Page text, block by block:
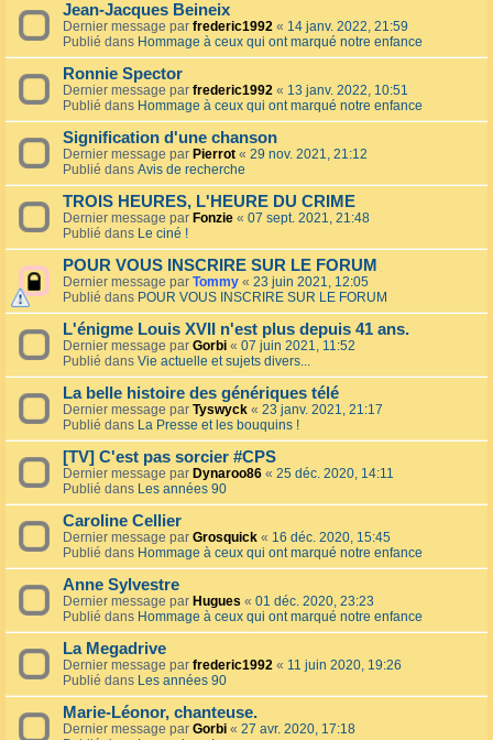
Jean-Jacques Beineix
Dernier message par frederic1992 « 14 janv. 2022, 21:59
Publié dans Hommage à ceux qui ont marqué notre enfance
Ronnie Spector
Dernier message par frederic1992 « 13 janv. 2022, 10:51
Publié dans Hommage à ceux qui ont marqué notre enfance
Signification d'une chanson
Dernier message par Pierrot « 29 nov. 2021, 21:12
Publié dans Avis de recherche
TROIS HEURES, L'HEURE DU CRIME
Dernier message par Fonzie « 07 sept. 2021, 21:48
Publié dans Le ciné !
POUR VOUS INSCRIRE SUR LE FORUM
Dernier message par Tommy « 23 juin 2021, 12:05
Publié dans POUR VOUS INSCRIRE SUR LE FORUM
L'énigme Louis XVII n'est plus depuis 41 ans.
Dernier message par Gorbi « 07 juin 2021, 11:52
Publié dans Vie actuelle et sujets divers...
La belle histoire des génériques télé
Dernier message par Tyswyck « 23 janv. 2021, 21:17
Publié dans La Presse et les bouquins !
[TV] C'est pas sorcier #CPS
Dernier message par Dynaroo86 « 25 déc. 2020, 14:11
Publié dans Les années 90
Caroline Cellier
Dernier message par Grosquick « 16 déc. 2020, 15:45
Publié dans Hommage à ceux qui ont marqué notre enfance
Anne Sylvestre
Dernier message par Hugues « 01 déc. 2020, 23:23
Publié dans Hommage à ceux qui ont marqué notre enfance
La Megadrive
Dernier message par frederic1992 « 11 juin 2020, 19:26
Publié dans Les années 90
Marie-Léonor, chanteuse.
Dernier message par Gorbi « 27 avr. 2020, 17:18